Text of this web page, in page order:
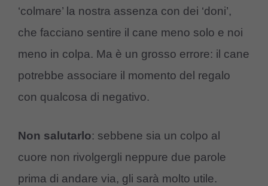
‘colmare’ la nostra assenza con dei ‘doni’,
che facciano sentire il cane meno solo e noi
meno in colpa. Ma è un grosso errore: il cane
potrebbe associare il momento del regalo
con qualcosa di negativo.
Non salutarlo: sebbene sia un colpo al
cuore non rivolgergli neppure due parole
prima di andare via, gli sarà molto utile.